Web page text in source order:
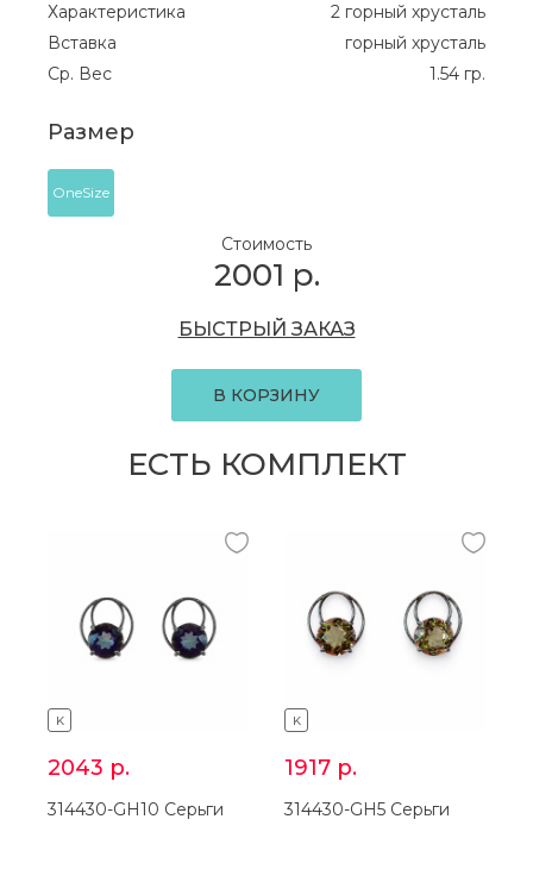
Характеристика
2 горный хрусталь
Вставка
горный хрусталь
Ср. Вес
1.54 гр.
Размер
OneSize
Стоимость
2001 р.
БЫСТРЫЙ ЗАКАЗ
В КОРЗИНУ
ЕСТЬ КОМПЛЕКТ
K
2043 р.
314430-GH10 Серьги
K
1917 р.
314430-GH5 Серьги